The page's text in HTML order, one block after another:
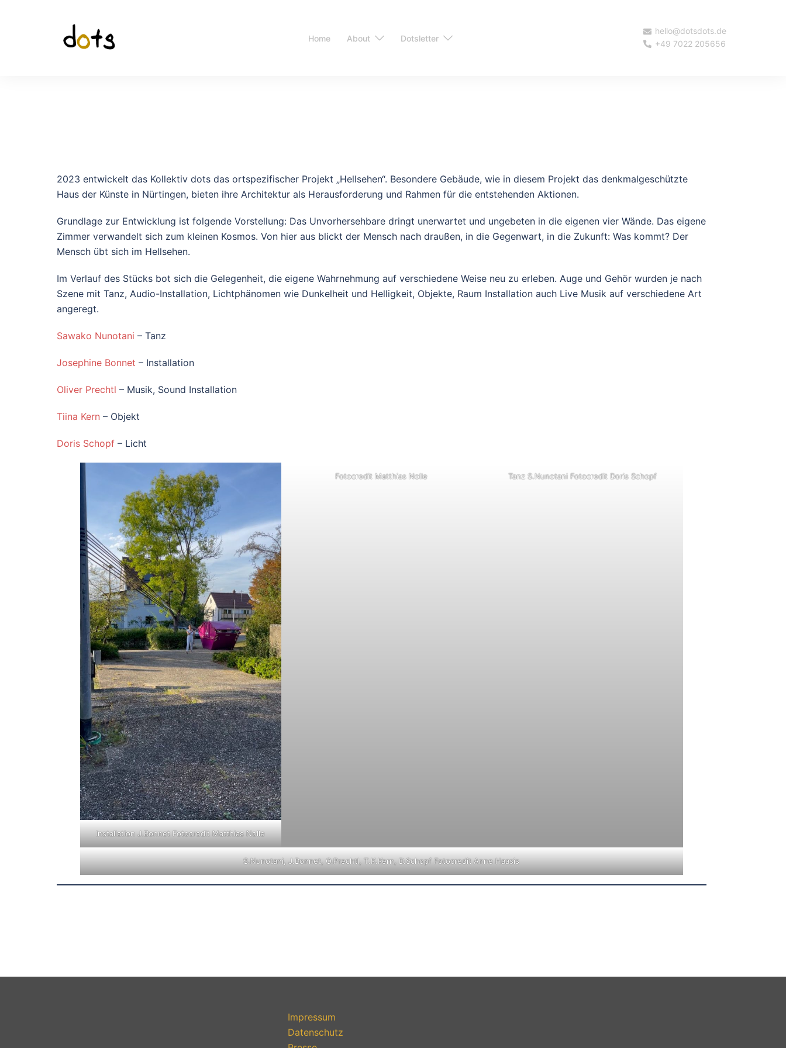
Home About Dotsletter
hello@dotsdots.de
+49 7022 205656
2023 entwickelt das Kollektiv dots das ortspezifischer Projekt „Hellsehen“. Besondere Gebäude, wie in diesem Projekt das denkmalgeschützte
Haus der Künste in Nürtingen, bieten ihre Architektur als Herausforderung und Rahmen für die entstehenden Aktionen.
Grundlage zur Entwicklung ist folgende Vorstellung: Das Unvorhersehbare dringt unerwartet und ungebeten in die eigenen vier Wände. Das eigene
Zimmer verwandelt sich zum kleinen Kosmos. Von hier aus blickt der Mensch nach draußen, in die Gegenwart, in die Zukunft: Was kommt? Der
Mensch übt sich im Hellsehen.
Im Verlauf des Stücks bot sich die Gelegenheit, die eigene Wahrnehmung auf verschiedene Weise neu zu erleben. Auge und Gehör wurden je nach
Szene mit Tanz, Audio-Installation, Lichtphänomen wie Dunkelheit und Helligkeit, Objekte, Raum Installation auch Live Musik auf verschiedene Art
angeregt.
Sawako Nunotani – Tanz
Josephine Bonnet – Installation
Oliver Prechtl – Musik, Sound Installation
Tiina Kern – Objekt
Doris Schopf – Licht
Installation J.Bonnet Fotocredit Matthias Nolle
Fotocredit Matthias Nolle Tanz S.Nunotani Fotocredit Doris Schopf
S.Nunotani, J.Bonnet, O.Prechtl, T.K.Kern, D.Schopf Fotocredit Anne Haasis
Impressum
Datenschutz